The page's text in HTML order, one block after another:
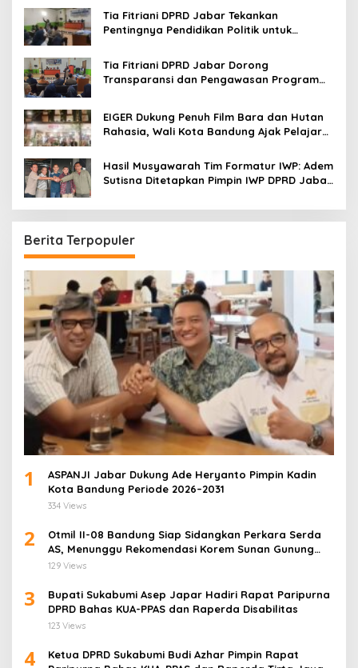
Tia Fitriani DPRD Jabar Tekankan
Pentingnya Pendidikan Politik untuk
Bandung
Tia Fitriani DPRD Jabar Dorong
Transparansi dan Pengawasan Program
EIGER Dukung Penuh Film Bara dan Hutan
Rahasia, Wali Kota Bandung Ajak Pelajar
Hasil Musyawarah Tim Formatur IWP: Adem
Sutisna Ditetapkan Pimpin IWP DPRD Jabar
Berita Terpopuler
1
ASPANJI Jabar Dukung Ade Heryanto Pimpin Kadin
Kota Bandung Periode 2026–2031
334 Views
2
Otmil II-08 Bandung Siap Sidangkan Perkara Serda
AS, Menunggu Rekomendasi Korem Sunan Gunung
Jati Cirebon
129 Views
3
Bupati Sukabumi Asep Japar Hadiri Rapat Paripurna
DPRD Bahas KUA-PPAS dan Raperda Disabilitas
123 Views
4
Ketua DPRD Sukabumi Budi Azhar Pimpin Rapat